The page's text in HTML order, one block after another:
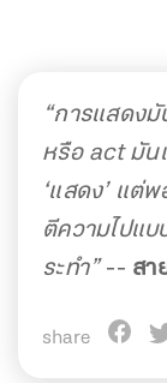
“การแสดง
หรือ act มัน
‘แสดง’ แต่
ตีความไปแ
ระทำ”-- ส
share